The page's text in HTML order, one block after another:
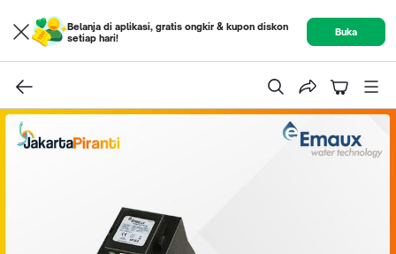
Belanja di aplikasi, gratis ongkir & kupon diskon
setiap hari!
Buka